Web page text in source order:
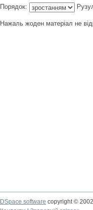
Порядок:
Нажаль жоден матеріал не
DSpace software copyright ©